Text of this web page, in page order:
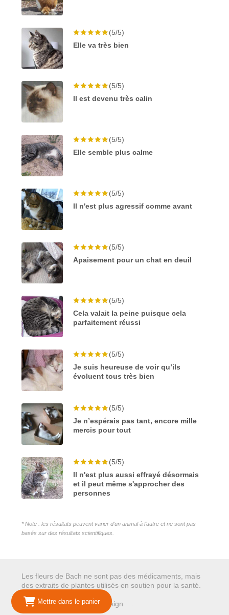
Mettre dans le panier
(5/5)
Elle va très bien
(5/5)
Il est devenu très calin
(5/5)
Elle semble plus calme
(5/5)
Il n'est plus agressif comme avant
(5/5)
Apaisement pour un chat en deuil
(5/5)
Cela valait la peine puisque cela
parfaitement réussi
(5/5)
Je suis heureuse de voir qu’ils
évoluent tous très bien
(5/5)
Je n’espérais pas tant, encore mille
mercis pour tout
(5/5)
Il n'est plus aussi effrayé désormais
et il peut même s'approcher des
personnes
* Note : les résultats peuvent varier d’un animal à l’autre et ne sont pas
basés sur des résultats scientifiques.
Les fleurs de Bach ne sont pas des médicaments, mais
des extraits de plantes utilisés en soutien pour la santé.
© 2026 Mariepure - Webdesign